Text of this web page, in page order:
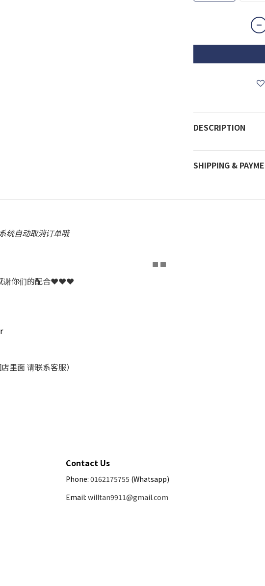
DESCRIPTION
SHIPPING &
统自动取消订单哦
谢你们的配合❤❤❤
里面 请联系客服）
Contact Us
Phone: 0162175755 (Whatsapp)
Email: willtan9911@gmail.com